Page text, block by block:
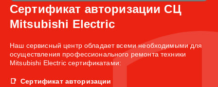
Сертификат авторизации СЦ
Mitsubishi Electric
Наш сервисный центр обладает всеми необходимыми для
осуществления профессионального ремонта техники
Mitsubishi Electric сертификатами:
Сертификат авторизации